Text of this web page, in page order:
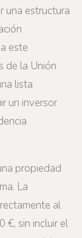
una estructura
este
de la Unión
lista
un inversor
propiedad
La
al
€, sin incluir el